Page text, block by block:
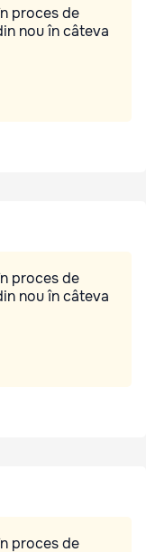
proces de
nou în câteva
proces de
nou în câteva
proces de